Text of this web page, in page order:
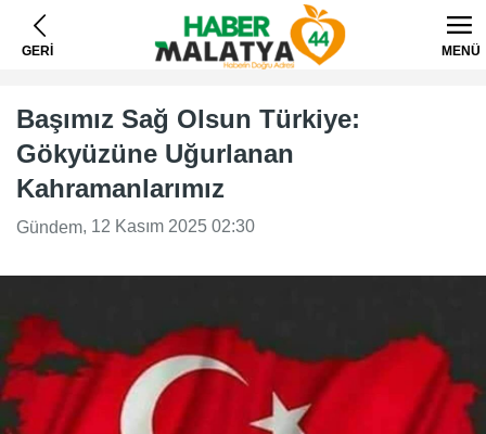
GERİ MENÜ
Başımız Sağ Olsun Türkiye:
Gökyüzüne Uğurlanan
Kahramanlarımız
Gündem, 12 Kasım 2025 02:30